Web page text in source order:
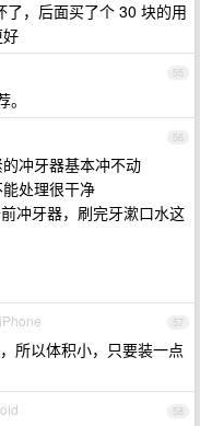
，后面买了个 30 块的用
55
56
冲牙器基本冲不动
处理很干净
冲牙器，刷完牙漱口水这
57
所以体积小，只要装一点
58